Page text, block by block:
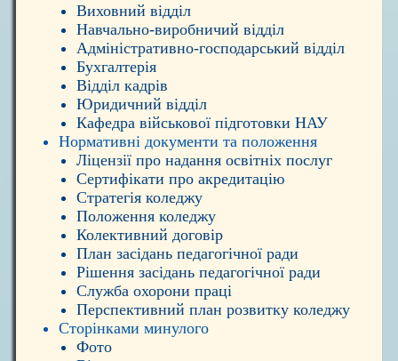
Виховний відділ
Навчально-виробничий відділ
Адміністративно-господарський відділ
Бухгалтерія
Відділ кадрів
Юридичний відділ
Кафедра військової підготовки НАУ
Нормативні документи та положення
Ліцензії про надання освітніх послуг
Сертифікати про акредитацію
Стратегія коледжу
Положення коледжу
Колективний договір
План засідань педагогічної ради
Рішення засідань педагогічної ради
Служба охорони праці
Перспективний план розвитку коледжу
Сторінками минулого
Фото